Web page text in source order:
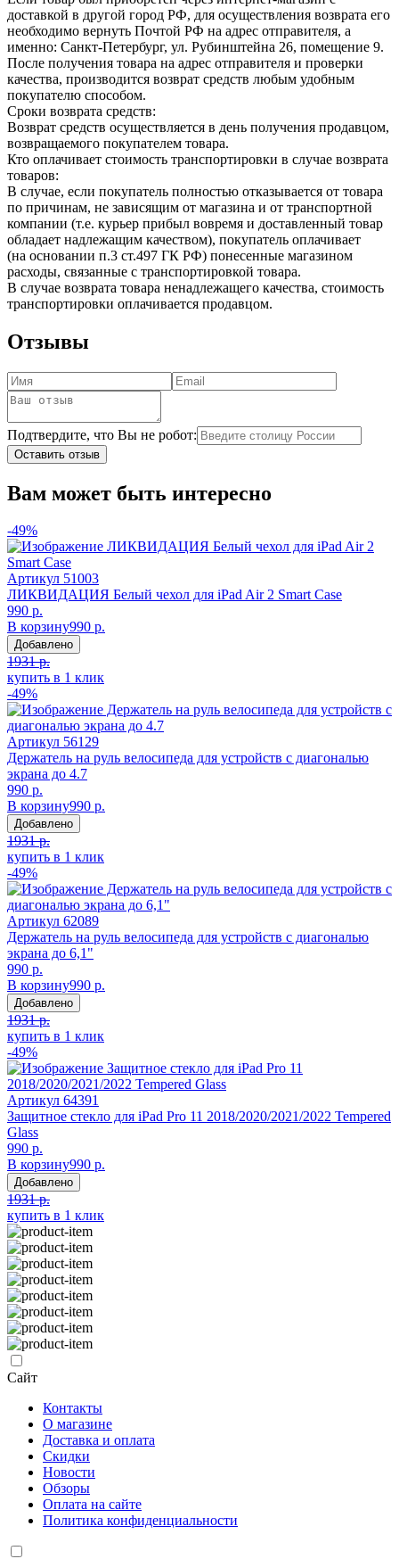
доставкой в другой город РФ, для осуществления возврата его
необходимо вернуть Почтой РФ на адрес отправителя, а
именно: Санкт-Петербург, ул. Рубинштейна 26, помещение 9.
После получения товара на адрес отправителя и проверки
качества, производится возврат средств любым удобным
покупателю способом.
Сроки возврата средств:
Возврат средств осуществляется в день получения продавцом,
возвращаемого покупателем товара.
Кто оплачивает стоимость транспортировки в случае возврата
товаров:
В случае, если покупатель полностью отказывается от товара
по причинам, не зависящим от магазина и от транспортной
компании (т.е. курьер прибыл вовремя и доставленный товар
обладает надлежащим качеством), покупатель оплачивает
(на основании п.3 ст.497 ГК РФ) понесенные магазином
расходы, связанные с транспортировкой товара.
В случае возврата товара ненадлежащего качества, стоимость
транспортировки оплачивается продавцом.
Отзывы
Подтвердите, что Вы не робот:
Оставить отзыв
Вам может быть интересно
-49%
Артикул 51003
ЛИКВИДАЦИЯ Белый чехол для iPad Air 2 Smart Case
990 р.
В корзину990 р.
Добавлено
1931 р.
купить в 1 клик
-49%
Артикул 56129
Держатель на руль велосипеда для устройств с диагональю
экрана до 4.7
990 р.
В корзину990 р.
Добавлено
1931 р.
купить в 1 клик
-49%
Артикул 62089
Держатель на руль велосипеда для устройств с диагональю
экрана до 6,1"
990 р.
В корзину990 р.
Добавлено
1931 р.
купить в 1 клик
-49%
Артикул 64391
Защитное стекло для iPad Pro 11 2018/2020/2021/2022 Tempered
Glass
990 р.
В корзину990 р.
Добавлено
1931 р.
купить в 1 клик
Сайт
Контакты
О магазине
Доставка и оплата
Скидки
Новости
Обзоры
Оплата на сайте
Политика конфиденциальности